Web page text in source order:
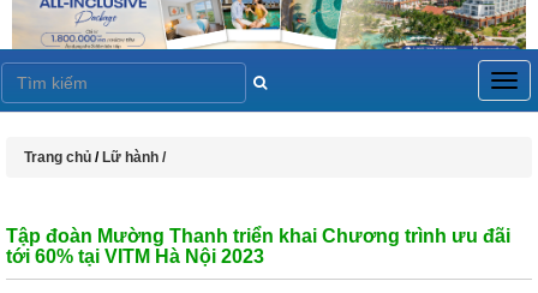
Trang chủ / Lữ hành /
Tập đoàn Mường Thanh triển khai Chương trình ưu đãi
tới 60% tại VITM Hà Nội 2023